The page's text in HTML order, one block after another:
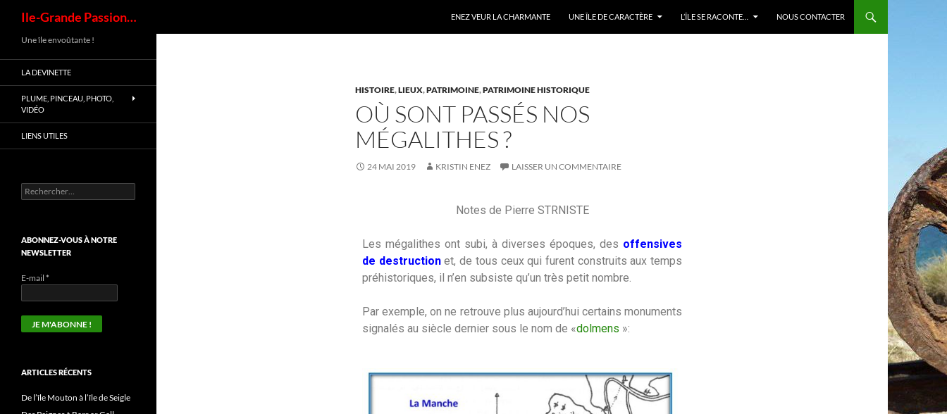
Ile-Grande Passion… ENEZ VEUR LA CHARMANTE UNE ÎLE DE CARACTÈRE L’ÎLE SE RACONTE… NOUS CONTACTER
HISTOIRE,LIEUX,PATRIMOINE,PATRIMOINE HISTORIQUE
OÙ SONT PASSÉS NOS
MÉGALITHES ?
24 MAI 2019 KRISTIN ENEZ LAISSER UN COMMENTAIRE
Notes de Pierre STRNISTE
Les mégalithes ont subi, à diverses époques, des offensives
de destructionet, de tous ceux qui furent construits aux temps
préhistoriques, il n’en subsiste qu’un très petit nombre.
Par exemple, on ne retrouve plus aujourd’hui certains monuments
signalés au siècle dernier sous le nom de «dolmens »:
Une île envoûtante !
LA DEVINETTE
PLUME, PINCEAU, PHOTO,
VIDÉO
LIENS UTILES
ABONNEZ-VOUS À NOTRE
NEWSLETTER
E-mail *
ARTICLES RÉCENTS
De l’île Mouton à l’île de Seigle